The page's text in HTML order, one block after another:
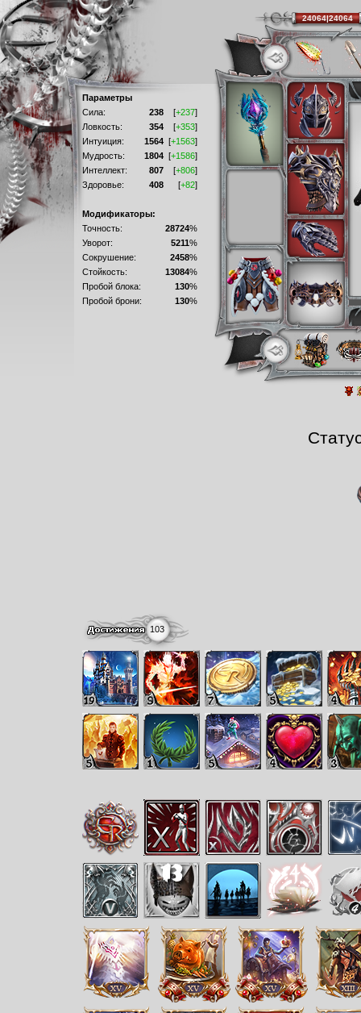
Параметры
Сила:
238 [+237]
Ловкость:
354 [+353]
Интуиция:
1564 [+1563]
Мудрость:
1804 [+1586]
Интеллект:
807 [+806]
Здоровье:
408 [+82]
Модификаторы:
Точность:
28724%
Уворот:
5211%
Сокрушение:
2458%
Стойкость:
13084%
Пробой блока:
130%
Пробой брони:
130%
103
24064|24064